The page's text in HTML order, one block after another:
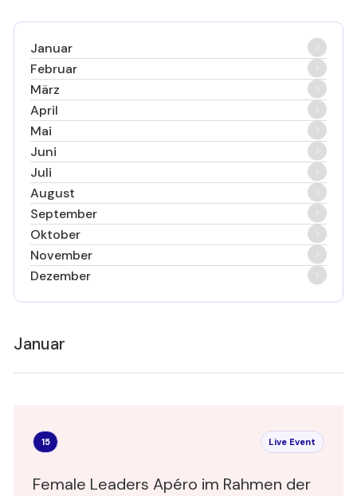
Januar
Februar
März
April
Mai
Juni
Juli
August
September
Oktober
November
Dezember
Januar
15 Live Event
Female Leaders Apéro im Rahmen der